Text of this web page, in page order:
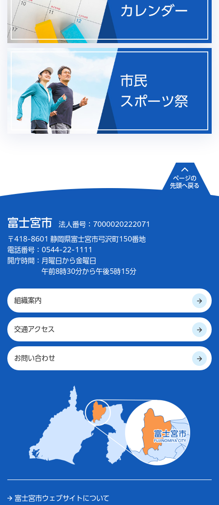
富士宮市 法人番号：7000020222071
〒418-8601 静岡県富士宮市弓沢町150番地
電話番号：0544-22-1111
開庁時間： 月曜日から金曜日
午前8時30分から午後5時15分
組織案内
交通アクセス
お問い合わせ
富士宮市ウェブサイトについて
ページの
先頭へ戻る